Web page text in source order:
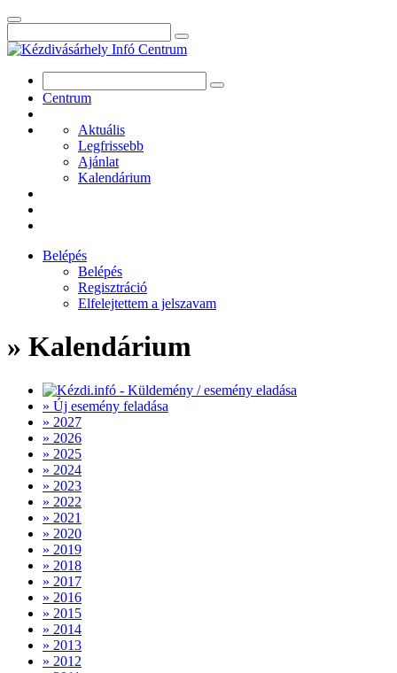
Centrum
Aktuális
Legfrissebb
Ajánlat
Kalendárium
Belépés
Belépés
Regisztráció
Elfelejtettem a jelszavam
» Kalendárium
» Új esemény feladása
» 2027
» 2026
» 2025
» 2024
» 2023
» 2022
» 2021
» 2020
» 2019
» 2018
» 2017
» 2016
» 2015
» 2014
» 2013
» 2012